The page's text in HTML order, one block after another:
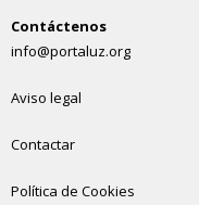
Contáctenos
info@portaluz.org
Aviso legal
Contactar
Política de Cookies